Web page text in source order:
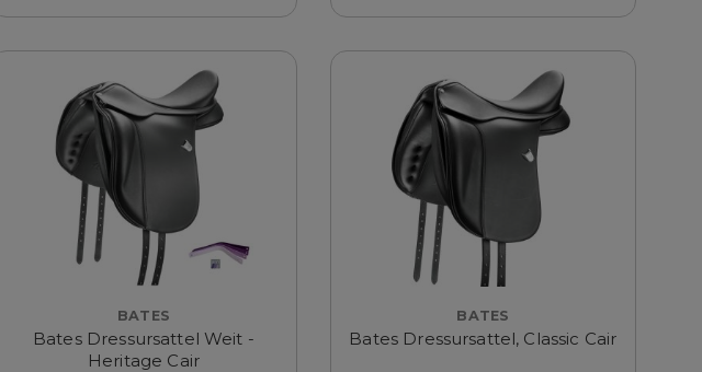
BATES
Bates Dressursattel Weit -
Heritage Cair
BATES
Bates Dressursattel, Classic Cair